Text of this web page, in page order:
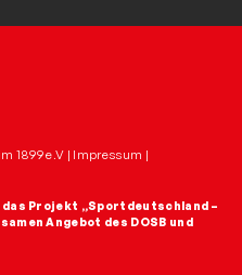
1899 e.V | Impressum |
Projekt „Sportdeutschland –
Angebot des DOSB und